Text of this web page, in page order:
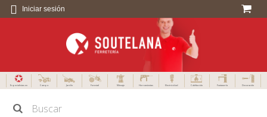
Iniciar sesión
Especialistas en Campo Jardín Forestal Menaje Herramientas Electricidad Calefacción Fontanería Decoración